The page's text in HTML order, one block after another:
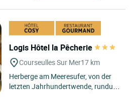
Logis Hôtel la Pêcherie
Courseulles Sur Mer17 km
Herberge am Meeresufer, von der
letzten Jahrhundertwende, rundum